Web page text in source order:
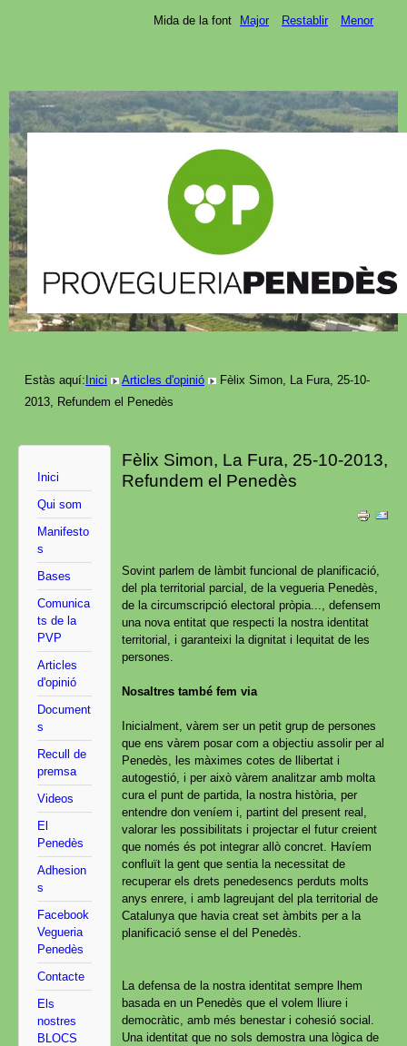
Mida de la font Major Restablir Menor
Estàs aquí:Inici Articles d'opinió
Fèlix Simon, La Fura, 25-10-
2013, Refundem el Penedès
Inici
Qui som
Manifesto
s
Bases
Comunica
ts de la
PVP
Articles
d'opinió
Document
s
Recull de
premsa
Videos
El
Penedès
Adhesion
s
Facebook
Vegueria
Penedès
Contacte
Els
nostres
BLOCS
Fèlix Simon, La Fura, 25-10-2013,
Refundem el Penedès
Sovint parlem de làmbit funcional de planificació,
del pla territorial parcial, de la vegueria Penedès,
de la circumscripció electoral pròpia..., defensem
una nova entitat que respecti la nostra identitat
territorial, i garanteixi la dignitat i lequitat de les
persones.
Nosaltres també fem via
Inicialment, vàrem ser un petit grup de persones
que ens vàrem posar com a objectiu assolir per al
Penedès, les màximes cotes de llibertat i
autogestió, i per això vàrem analitzar amb molta
cura el punt de partida, la nostra història, per
entendre don veníem i, partint del present real,
valorar les possibilitats i projectar el futur creient
que només és pot integrar allò concret. Havíem
confluït la gent que sentia la necessitat de
recuperar els drets penedesencs perduts molts
anys enrere, i amb lagreujant del pla territorial de
Catalunya que havia creat set àmbits per a la
planificació sense el del Penedès.
La defensa de la nostra identitat sempre lhem
basada en un Penedès que el volem lliure i
democràtic, amb més benestar i cohesió social.
Una identitat que no sols demostra una lògica de